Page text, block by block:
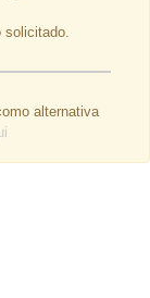
solicitado.
alternativa